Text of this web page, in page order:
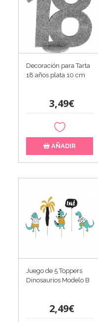
Decoración para Tarta
18 años plata 10 cm
3,49€
AÑADIR
Juego de 5 Toppers
Dinosaurios Modelo B
2,49€